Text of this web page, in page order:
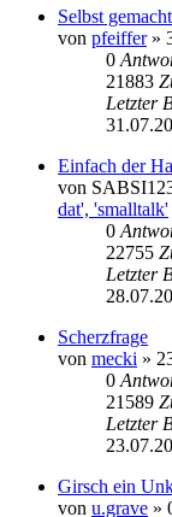
Selbst
von pfeiffer»
0
21883
Letzter
Einfach der
von
dat', 'smalltalk'
0
22755
Letzter
Scherzfrage
von mecki »
0
21589
Letzter
Girsch ein
von u.grave »